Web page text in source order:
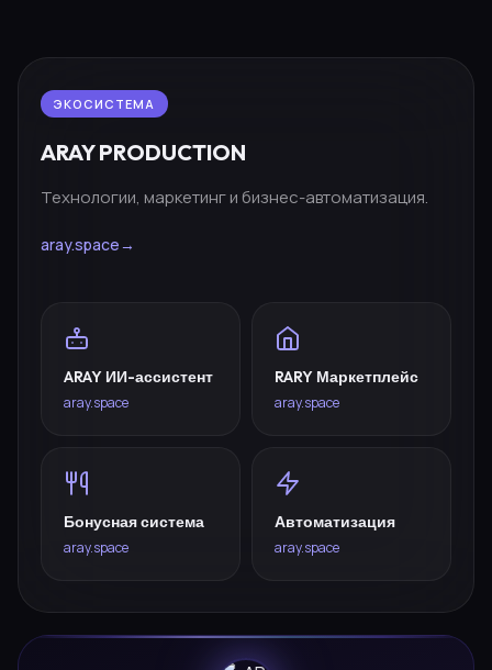
ЭКОСИСТЕМА
ARAY PRODUCTION
Технологии, маркетинг и бизнес-автоматизация.
aray.space→
ARAY ИИ-ассистент
aray.space
RARY Маркетплейс
aray.space
Бонусная система
aray.space
Автоматизация
aray.space